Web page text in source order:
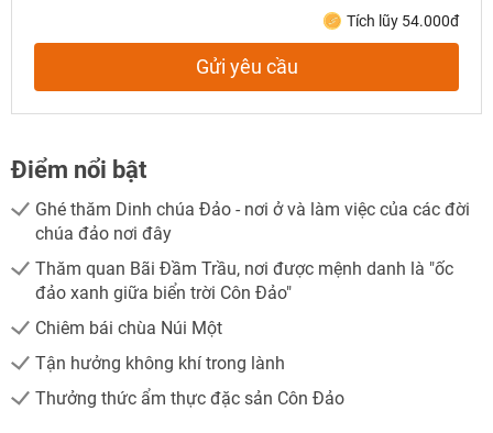
Tích lũy 54.000đ
Gửi yêu cầu
Điểm nổi bật
Ghé thăm Dinh chúa Đảo - nơi ở và làm việc của các đời
chúa đảo nơi đây
Thăm quan Bãi Đầm Trầu, nơi được mệnh danh là "ốc
đảo xanh giữa biển trời Côn Đảo"
Chiêm bái chùa Núi Một
Tận hưởng không khí trong lành
Thưởng thức ẩm thực đặc sản Côn Đảo
TƯ VẤN NGAY
NHẬN ƯU ĐÃI NGAY